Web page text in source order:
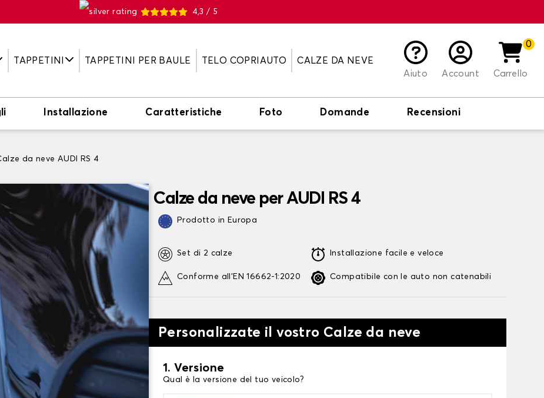
4,3 / 5
TAPPETINI TAPPETINI PER BAULE TELO COPRIAUTO
CALZE DA NEVE
Aiuto
Account
0
Carrello
Installazione Caratteristiche Foto Domande Recensioni
da neve AUDI RS 4
Calze da neve per AUDI RS 4
Prodotto in Europa
Set di 2 calze
Conforme all'EN 16662-1:2020
Installazione facile e veloce
Compatibile con le auto non catenabili
Personalizzate il vostro Calze da neve
1. Versione
Qual è la versione del tuo veicolo?